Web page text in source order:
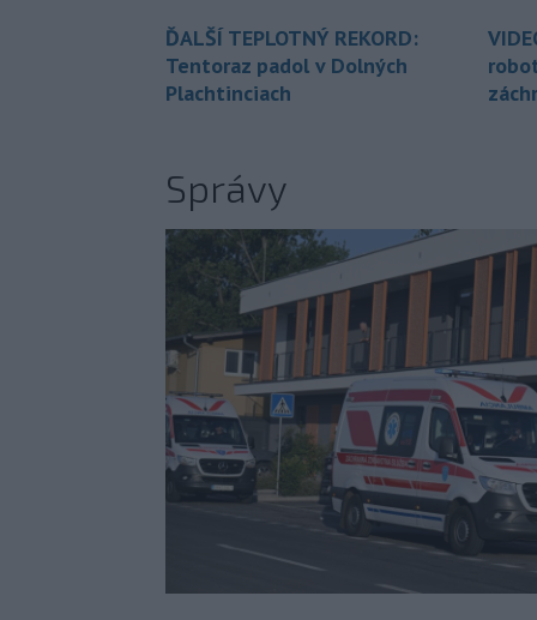
ĎALŠÍ TEPLOTNÝ REKORD:
Tentoraz padol v Dolných
Plachtinciach
Správy